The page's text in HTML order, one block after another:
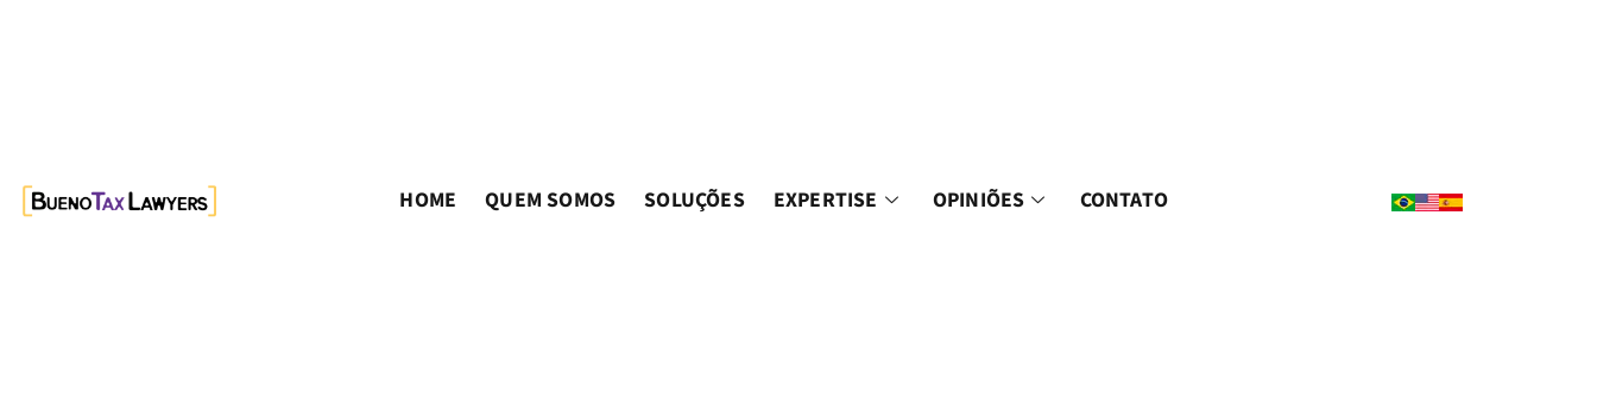
HOME QUEM SOMOS SOLUÇÕES EXPERTISE OPINIÕES CONTATO